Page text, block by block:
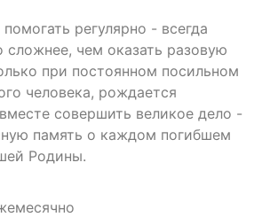
регулярно - всегда
сложнее, чем оказать разовую
при постоянном посильном
человека, рождается
совершить великое дело -
память о каждом погибшем
Родины.